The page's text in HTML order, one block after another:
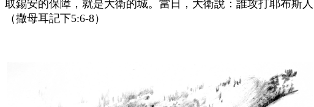
取錫安的保障，就是大衛的城。當日，大衛說：誰攻打耶布斯
（撒母耳記下5:6-8）